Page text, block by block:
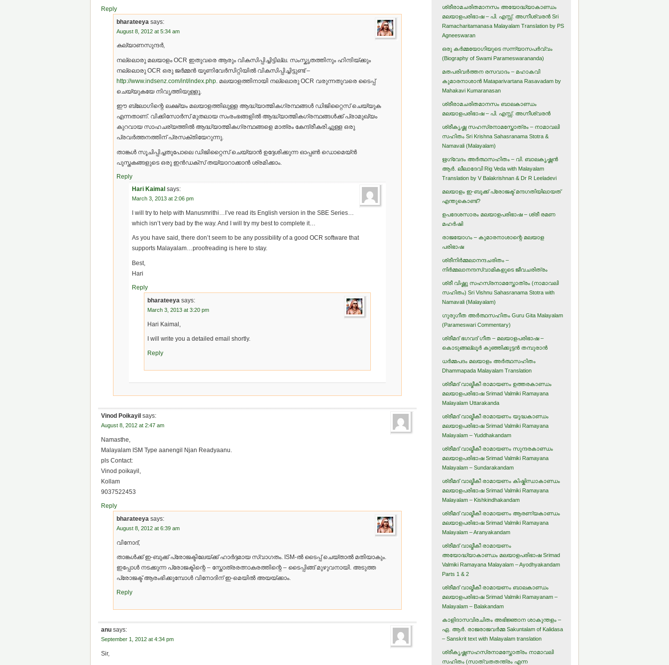
Reply
bharateeya says:
August 8, 2012 at 5:34 am
കല്യാണസുന്ദര്‍,
നല്ലൊരു മലയാളം OCR ഇതുവരെ ആരും വികസിപ്പിച്ചിട്ടില്ല. സംസ്കൃതത്തിനും ഹിന്ദിയ്ക്കും
നല്ലൊരു OCR ഒരു ജര്‍മ്മന്‍ യൂണിവേര്‍സിറ്റിയില്‍ വികസിപ്പിച്ചിട്ടുണ്ട് –
http://www.indsenz.com/int/index.php . മലയാളത്തിനായി നല്ലൊരു OCR വരുന്നതുവരെ ടൈപ്പ്
ചെയ്യുകയേ നിവൃത്തിയുള്ളൂ.
ഈ ബ്ലോഗിന്റെ ലക്ഷ്യം മലയാളത്തിലുള്ള ആദ്ധ്യാത്മികഗ്രന്ഥങ്ങള്‍ ഡിജിറ്റൈസ് ചെയ്യുക
എന്നതാണ്. വിക്കിസോര്‍സ് മുതലായ സംരംഭങ്ങളില്‍ ആദ്ധ്യാത്മികഗ്രന്ഥങ്ങള്‍ക്ക് പ്രാമുഖ്യം
കുറവായ സാഹചര്യത്തില്‍ ആദ്ധ്യാത്മികഗ്രന്ഥങ്ങളെ മാത്രം കേന്ദ്രീകരിച്ചുള്ള ഒരു
പ്രവര്‍ത്തനത്തിന് പ്രസക്തിയേറുന്നു.
താങ്കള്‍ സൂചിപ്പിച്ചതുപോലെ ഡിജിറ്റൈസ് ചെയ്യാന്‍ ഉദ്ദേശിക്കുന്ന ഓപ്പണ്‍ ഡൊമെയ്ന്‍
പുസ്തകങ്ങളുടെ ഒരു ഇന്‍ഡക്സ് തയ്യാറാക്കാന്‍ ശ്രമിക്കാം.
Reply
Hari Kaimal says:
March 3, 2013 at 2:06 pm
I will try to help with Manusmrithi…I’ve read its English version in the SBE Series…
which isn’t very bad by the way. And I will try my best to complete it…
As you have said, there don’t seem to be any possibility of a good OCR software that
supports Malayalam…proofreading is here to stay.
Best,
Hari
Reply
bharateeya says:
March 3, 2013 at 3:20 pm
Hari Kaimal,
I will write you a detailed email shortly.
Reply
Vinod Poikayil says:
August 8, 2012 at 2:47 am
Namasthe,
Malayalam ISM Type aanengil Njan Readyaanu.
pls Contact:
Vinod poikayil,
Kollam
9037522453
Reply
bharateeya says:
August 8, 2012 at 6:39 am
വിനോദ്,
താങ്കള്‍ക്ക് ഇ-ബുക്ക് പ്രോജക്ടിലേയ്ക്ക് ഹാര്‍ദ്ദമായ സ്വാഗതം. ISM-ല്‍ ടൈപ്പ് ചെയ്താല്‍ മതിയാകും.
ഇപ്പോള്‍ നടക്കുന്ന പ്രോജക്ടിന്റെ – സ്തോത്രരത്നാകരത്തിന്റെ – ടൈപ്പിങ്ങ് മുഴുവനായി. അടുത്ത
പ്രോജക്ട് ആരംഭിക്കുമ്പോള്‍ വിനോദിന് ഇ-മെയില്‍ അയയ്ക്കാം.
Reply
anu says:
September 1, 2012 at 4:34 pm
Sir,
ശ്രീരാമചരിതമാനസം അയോദ്ധ്യാകാണ്ഡം
മലയാളപരിഭാഷ – പി. എസ്സ്. അഗ്നീശ്വരന്‍ Sri
Ramacharitamanasa Malayalam Translation by PS
Agneeswaran
ഒരു കര്‍മ്മയോഗിയുടെ സന്ന്യാസപര്‍വ്വം
(Biography of Swami Parameswarananda)
മതപരിവര്‍ത്തന രസവാദം – മഹാകവി
കുമാരനാശാന്‍ Mataparivartana Rasavadam by
Mahakavi Kumaranasan
ശ്രീരാമചരിതമാനസം ബാലകാണ്ഡം
മലയാളപരിഭാഷ – പി. എസ്സ്. അഗ്നീശ്വരന്‍
ശ്രീകൃഷ്ണ സഹസ്രനാമസ്തോത്രം – നാമാവലി
സഹിതം Sri Krishna Sahasranama Stotra &
Namavali (Malayalam)
ഋഗ്വേദം അര്‍ത്ഥസഹിതം – വി. ബാലകൃഷ്ണന്‍
ആര്‍. ലീലാദേവി Rig Veda with Malayalam
Translation by V Balakrishnan & Dr R Leeladevi
മലയാളം ഇ-ബുക്ക് പ്രോജക്ട് മന്ദഗതിയിലായത്
എന്തുകൊണ്ട്?
ഉപദേശസാരം മലയാളപരിഭാഷ – ശ്രീ രമണ
മഹര്‍ഷി
രാജയോഗം – കുമാരനാശാന്റെ മലയാള
പരിഭാഷ
ശ്രീനിര്‍മ്മലാനന്ദചരിതം –
നിര്‍മ്മലാനന്ദസ്വാമികളുടെ ജീവചരിത്രം
ശ്രീ വിഷ്ണു സഹസ്രനാമസ്തോത്രം (നാമാവലി
സഹിതം) Sri Vishnu Sahasranama Stotra with
Namavali (Malayalam)
ഗുരുഗീത അര്‍ത്ഥസഹിതം Guru Gita Malayalam
(Parameswari Commentary)
ശ്രീമദ് ഭഗവദ് ഗീത – മലയാളപരിഭാഷ –
കൊടുങ്ങല്ലൂര്‍ കുഞ്ഞിക്കുട്ടന്‍ തമ്പുരാന്‍
ധര്‍മ്മപദം മലയാളം അര്‍ത്ഥസഹിതം
Dhammapada Malayalam Translation
ശ്രീമദ് വാല്മീകീ രാമായണം ഉത്തരകാണ്ഡം
മലയാളപരിഭാഷ Srimad Valmiki Ramayana
Malayalam Uttarakanda
ശ്രീമദ് വാല്മീകീ രാമായണം യുദ്ധകാണ്ഡം
മലയാളപരിഭാഷ Srimad Valmiki Ramayana
Malayalam – Yuddhakandam
ശ്രീമദ് വാല്മീകീ രാമായണം സുന്ദരകാണ്ഡം
മലയാളപരിഭാഷ Srimad Valmiki Ramayana
Malayalam – Sundarakandam
ശ്രീമദ് വാല്മീകീ രാമായണം കിഷ്കിന്ധാകാണ്ഡം
മലയാളപരിഭാഷ Srimad Valmiki Ramayana
Malayalam – Kishkindhakandam
ശ്രീമദ് വാല്മീകീ രാമായണം ആരണ്യകാണ്ഡം
മലയാളപരിഭാഷ Srimad Valmiki Ramayana
Malayalam – Aranyakandam
ശ്രീമദ് വാല്മീകീ രാമായണം
അയോദ്ധ്യാകാണ്ഡം മലയാളപരിഭാഷ Srimad
Valmiki Ramayana Malayalam – Ayodhyakandam
Parts 1 & 2
ശ്രീമദ് വാല്മീകീ രാമായണം ബാലകാണ്ഡം
മലയാളപരിഭാഷ Srimad Valmiki Ramayanam –
Malayalam – Balakandam
കാളിദാസവിരചിതം അഭിജ്ഞാന ശാകുന്തളം –
ഏ. ആര്‍. രാജരാജവര്‍മ്മ Sakuntalam of Kalidasa
– Sanskrit text with Malayalam translation
ശ്രീകൃഷ്ണസഹസ്രനാമസ്തോത്രം നാമാവലി
സഹിതം (സാത്വതതന്ത്രം എന്ന